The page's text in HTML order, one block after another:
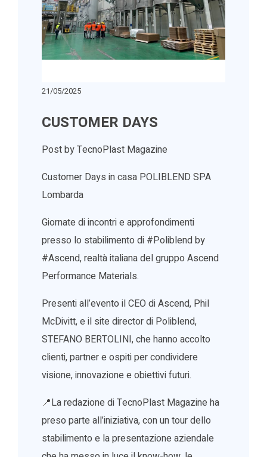
21/05/2025
CUSTOMER DAYS
Post by TecnoPlast Magazine
Customer Days in casa POLIBLEND SPA
Lombarda
Giornate di incontri e approfondimenti
presso lo stabilimento di #Poliblend by
#Ascend, realtà italiana del gruppo Ascend
Performance Materials.
Presenti all’evento il CEO di Ascend, Phil
McDivitt, e il site director di Poliblend,
STEFANO BERTOLINI, che hanno accolto
clienti, partner e ospiti per condividere
visione, innovazione e obiettivi futuri.
📍La redazione di TecnoPlast Magazine ha
preso parte all’iniziativa, con un tour dello
stabilimento e la presentazione aziendale